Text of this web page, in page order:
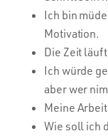
Ich bin
Motivation.
Die Zeit
Ich würde
aber wer
Meine
Wie soll ich